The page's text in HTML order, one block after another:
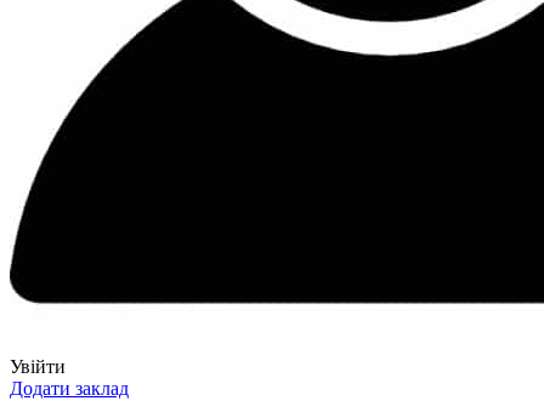
Увійти
Додати заклад